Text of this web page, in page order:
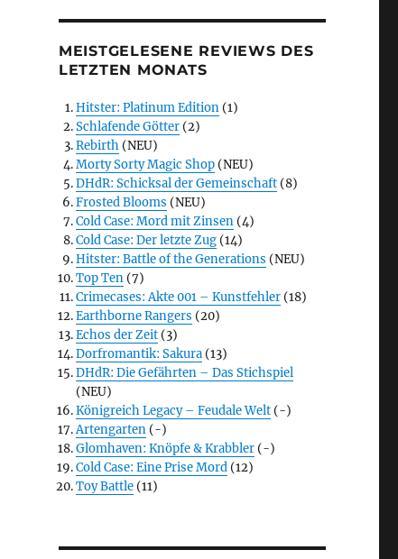
MEISTGELESENE REVIEWS DES
LETZTEN MONATS
Hitster: Platinum Edition (1)
Schlafende Götter (2)
Rebirth (NEU)
Morty Sorty Magic Shop (NEU)
DHdR: Schicksal der Gemeinschaft (8)
Frosted Blooms (NEU)
Cold Case: Mord mit Zinsen (4)
Cold Case: Der letzte Zug (14)
Hitster: Battle of the Generations (NEU)
Top Ten (7)
Crimecases: Akte 001 – Kunstfehler (18)
Earthborne Rangers (20)
Echos der Zeit (3)
Dorfromantik: Sakura (13)
DHdR: Die Gefährten – Das Stichspiel
(NEU)
Königreich Legacy – Feudale Welt (-)
Artengarten (-)
Glomhaven: Knöpfe & Krabbler (-)
Cold Case: Eine Prise Mord (12)
Toy Battle (11)